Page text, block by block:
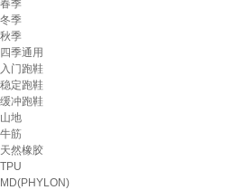
春季
冬季
秋季
四季通用
入门跑鞋
稳定跑鞋
缓冲跑鞋
山地
牛筋
天然橡胶
TPU
MD(PHYLON)